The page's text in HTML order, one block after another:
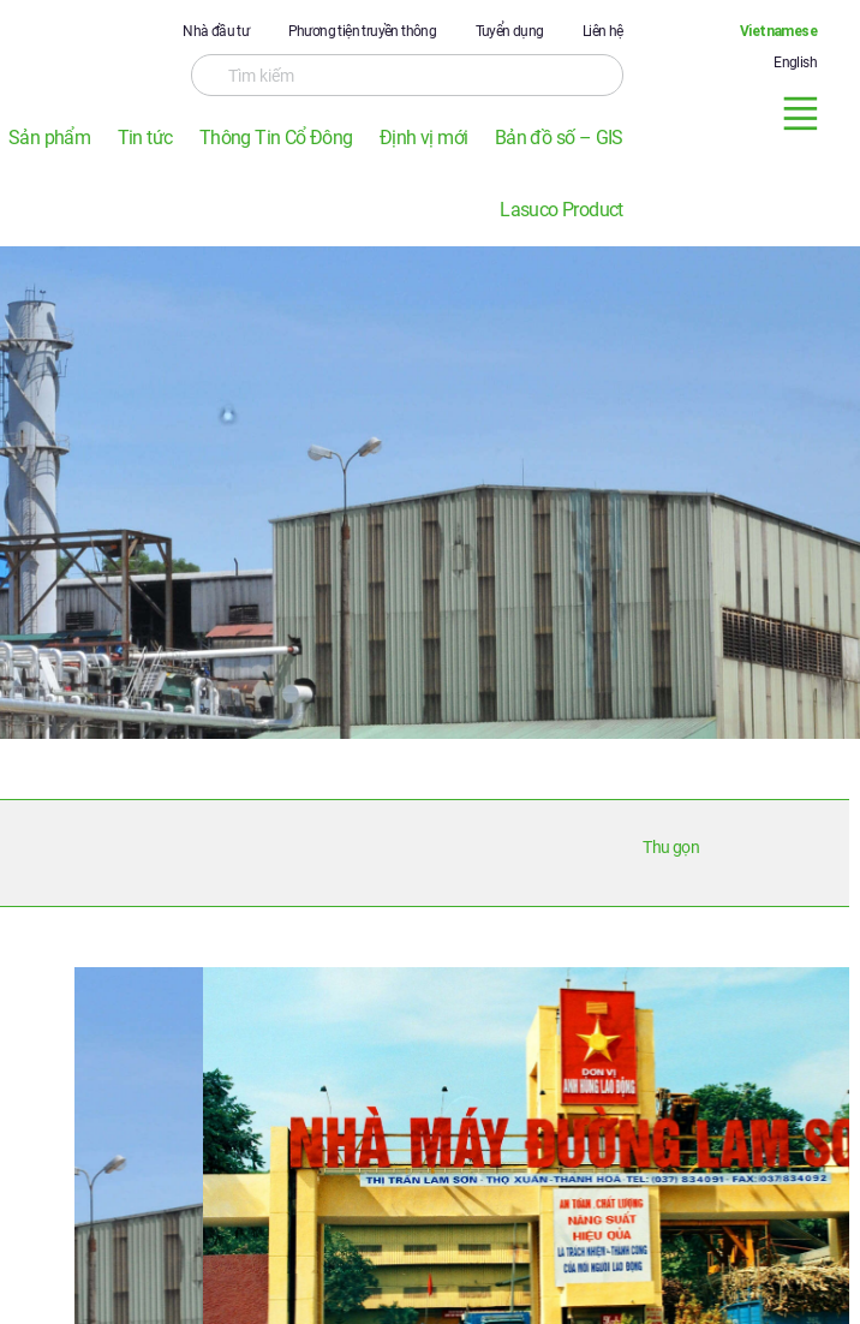
Nhà đầu tư Phương tiện truyền thông Tuyển dụng Liên hệ
Sản phẩm Tin tức Thông Tin Cổ Đông Định vị mới Bản đồ số – GIS
Lasuco Product
Vietnamese
English
Thu gọn